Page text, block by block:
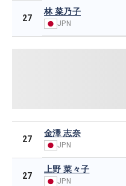
27
林 菜乃子
JPN
27
金澤 志奈
JPN
27
上野 菜々子
JPN